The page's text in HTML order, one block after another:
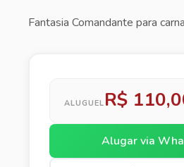
Fantasia Comandante para
ALUGUEL R$
Alugar via